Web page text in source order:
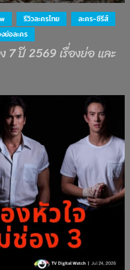
รีวิวละครไทย
ละคร-ซีรีส์
งย่อละคร
7 ปี 2569 เรื่องย่อ และ